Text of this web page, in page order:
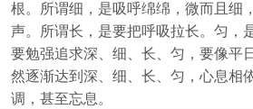
根。所谓细，是吸呼绵绵，微而且细
声。所谓长，是要把呼吸拉长。匀，
要勉强追求深、细、长、匀，要像平
然逐渐达到深、细、长、匀，心息相
调，甚至忘息。